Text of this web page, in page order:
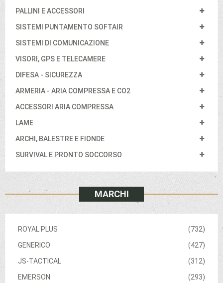
PALLINI E ACCESSORI
SISTEMI PUNTAMENTO SOFTAIR
SISTEMI DI COMUNICAZIONE
VISORI, GPS E TELECAMERE
DIFESA - SICUREZZA
ARMERIA - ARIA COMPRESSA E CO2
ACCESSORI ARIA COMPRESSA
LAME
ARCHI, BALESTRE E FIONDE
SURVIVAL E PRONTO SOCCORSO
MARCHI
(732)
ROYAL PLUS
(427)
GENERICO
(312)
JS-TACTICAL
(293)
EMERSON